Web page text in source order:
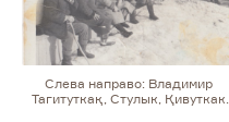
Слева направо: Владимир
Тагитуткақ, Стулык, Қивуткак